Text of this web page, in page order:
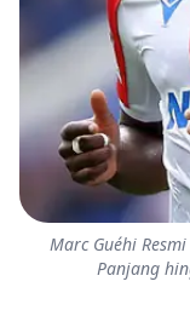
Marc Guéhi
Panjang